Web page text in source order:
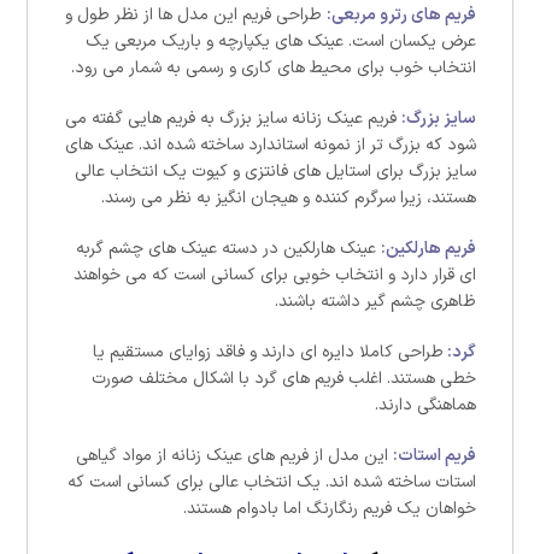
فریم های رترو مربعی: طراحی فریم این مدل ها از نظر طول و
عرض یکسان است. عینک های یکپارچه و باریک مربعی یک
انتخاب خوب برای محیط های کاری و رسمی به شمار می رود.
سایز بزرگ: فریم عینک زنانه سایز بزرگ به فریم هایی گفته می
شود که بزرگ تر از نمونه استاندارد ساخته شده اند. عینک های
سایز بزرگ برای استایل های فانتزی و کیوت یک انتخاب عالی
هستند، زیرا سرگرم کننده و هیجان انگیز به نظر می رسند.
فریم هارلکین: عینک هارلکین در دسته عینک های چشم گربه
ای قرار دارد و انتخاب خوبی برای کسانی است که می خواهند
ظاهری چشم گیر داشته باشند.
گرد: طراحی کاملا دایره ای دارند و فاقد زوایای مستقیم یا
خطی هستند. اغلب فریم های گرد با اشکال مختلف صورت
هماهنگی دارند.
فریم استات: این مدل از فریم های عینک زنانه از مواد گیاهی
استات ساخته شده اند. یک انتخاب عالی برای کسانی است که
خواهان یک فریم رنگارنگ اما بادوام هستند.